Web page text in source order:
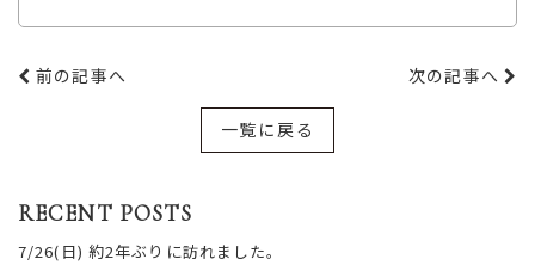
RECENT POSTS
7/26(日) 約2年ぶりに訪れました。
前の記事へ 次の記事へ
一覧に戻る